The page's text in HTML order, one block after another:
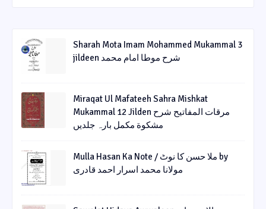
Sharah Mota Imam Mohammed Mukammal 3
jildeen شرح موطا امام محمد
Miraqat Ul Mafateeh Sahra Mishkat
Mukammal 12 Jilden مرقات المفاتیح شرح
مشکوة مکمل بارہ جلدیں
Mulla Hasan Ka Note / ملا حسن کا نوٹ by
مولانا محمد اسرار احمد قادری